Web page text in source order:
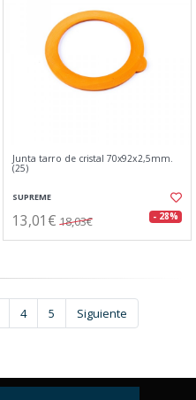
Junta tarro de cristal 70x92x2,5mm.
(25)
SUPREME
13,01€ 18,03€ - 28%
4 5 Siguiente